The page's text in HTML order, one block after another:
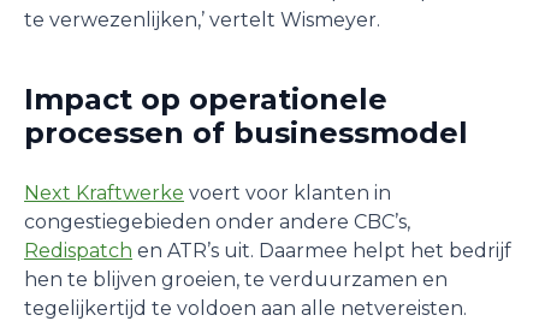
te verwezenlijken,’ vertelt Wismeyer.
Impact op operationele
processen of businessmodel
Next Kraftwerke voert voor klanten in
congestiegebieden onder andere CBC’s,
Redispatch en ATR’s uit. Daarmee helpt het bedrijf
hen te blijven groeien, te verduurzamen en
tegelijkertijd te voldoen aan alle netvereisten.